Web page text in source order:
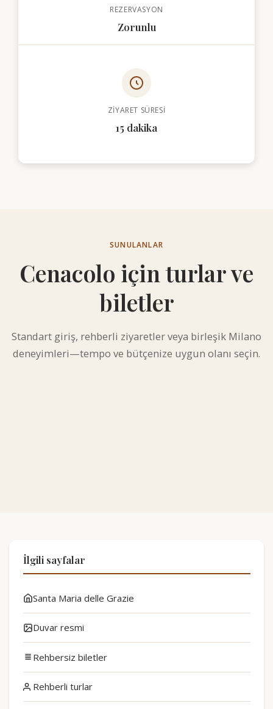
REZERVASYON
Zorunlu
ZIYARET SÜRESI
15 dakika
SUNULANLAR
Cenacolo için turlar ve
biletler
Standart giriş, rehberli ziyaretler veya birleşik Milano
deneyimleri—tempo ve bütçenize uygun olanı seçin.
İlgili sayfalar
Santa Maria delle Grazie
Duvar resmi
Rehbersiz biletler
Rehberli turlar